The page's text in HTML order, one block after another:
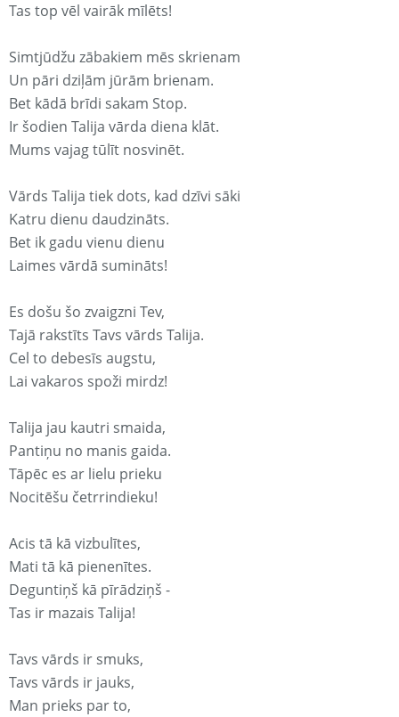
Tas top vēl vairāk mīlēts!
Simtjūdžu zābakiem mēs skrienam
Un pāri dziļām jūrām brienam.
Bet kādā brīdi sakam Stop.
Ir šodien Talija vārda diena klāt.
Mums vajag tūlīt nosvinēt.
Vārds Talija tiek dots, kad dzīvi sāki
Katru dienu daudzināts.
Bet ik gadu vienu dienu
Laimes vārdā sumināts!
Es došu šo zvaigzni Tev,
Tajā rakstīts Tavs vārds Talija.
Cel to debesīs augstu,
Lai vakaros spoži mirdz!
Talija jau kautri smaida,
Pantiņu no manis gaida.
Tāpēc es ar lielu prieku
Nocitēšu četrrindieku!
Acis tā kā vizbulītes,
Mati tā kā pienenītes.
Deguntiņš kā pīrādziņš -
Tas ir mazais Talija!
Tavs vārds ir smuks,
Tavs vārds ir jauks,
Man prieks par to,